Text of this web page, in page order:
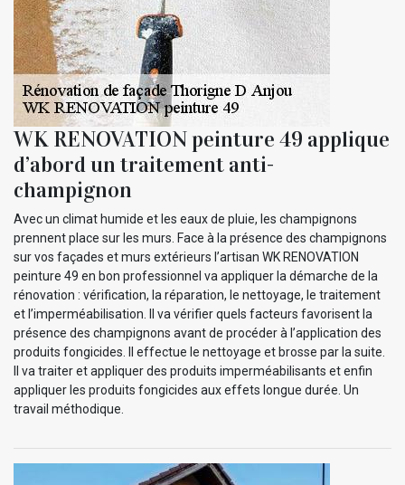
WK RENOVATION peinture 49 applique
d’abord un traitement anti-
champignon
Avec un climat humide et les eaux de pluie, les champignons
prennent place sur les murs. Face à la présence des champignons
sur vos façades et murs extérieurs l’artisan WK RENOVATION
peinture 49 en bon professionnel va appliquer la démarche de la
rénovation : vérification, la réparation, le nettoyage, le traitement
et l’imperméabilisation. Il va vérifier quels facteurs favorisent la
présence des champignons avant de procéder à l’application des
produits fongicides. Il effectue le nettoyage et brosse par la suite.
Il va traiter et appliquer des produits imperméabilisants et enfin
appliquer les produits fongicides aux effets longue durée. Un
travail méthodique.